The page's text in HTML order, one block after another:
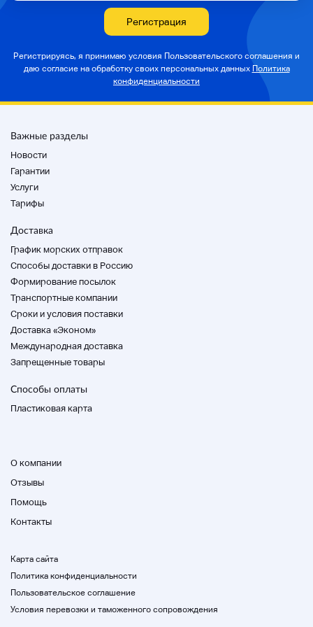
ситуацией хранения.
Проверено
Поставщик
< Сумма оплаты>
Пожалуйста, подтвердите общую сумму денег и
плату за доставку, связавшись с [торговым
сообщением] для отправки после оплаты.
от продукта и региона. Пожалуйста, проверьте
колонку платы за доставку.
<О доставке>
Обратите внимание, что мы не можем доставить
даже если вы сняли вместе.
Мы устанавливаем плату за доставку на основе
можем ответить на все вопросы.
Извините, эта запись доступна только на
НАДПИСАНИЕ_SIZE_ID:112210140
Размер и размер
О комплексном сервисе при покупке
Регистрация
Регистрируясь, я принимаю условия Пользовательского соглашения и
даю согласие на обработку своих персональных данных Политика
конфиденциальности
Важные разделы
Новости
Гарантии
Услуги
Тарифы
Доставка
График морских отправок
Способы доставки в Россию
Формирование посылок
Транспортные компании
Cроки и условия поставки
Доставка «Эконом»
Международная доставка
Запрещенные товары
Способы оплаты
Пластиковая карта
О компании
Отзывы
Помощь
Контакты
Карта сайта
Политика конфиденциальности
Пользовательское соглашение
Условия перевозки и таможенного сопровождения